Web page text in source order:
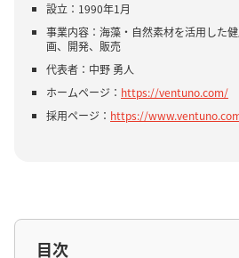
設立：1990年1月
事業内容：海藻・自然素材を活用した
画、開発、販売
代表者：中野 勇人
ホームページ： https://ventuno.com/
採用ページ： https://
目次